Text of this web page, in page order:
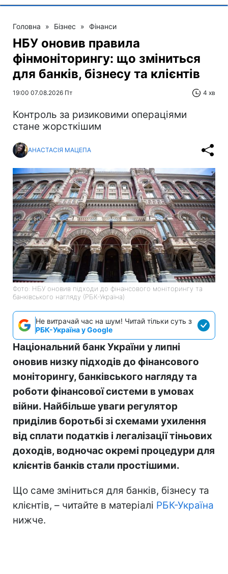
Головна » Бізнес » Фінанси
НБУ оновив правила
фінмоніторингу: що зміниться
для банків, бізнесу та клієнтів
19:00 07.08.2026 Пт 4 хв
Контроль за ризиковими операціями
стане жорсткішим
АНАСТАСІЯ МАЦЕПА
Фото: НБУ оновив підходи до фінансового моніторингу та
банківського нагляду (РБК-Україна)
Не витрачай час на шум! Читай тільки суть з
РБК-Україна у Google
Національний банк України у липні
оновив низку підходів до фінансового
моніторингу, банківського нагляду та
роботи фінансової системи в умовах
війни. Найбільше уваги регулятор
приділив боротьбі зі схемами ухилення
від сплати податків і легалізації тіньових
доходів, водночас окремі процедури для
клієнтів банків стали простішими.
Що саме зміниться для банків, бізнесу та
клієнтів, – читайте в матеріалі РБК-Україна
нижче.